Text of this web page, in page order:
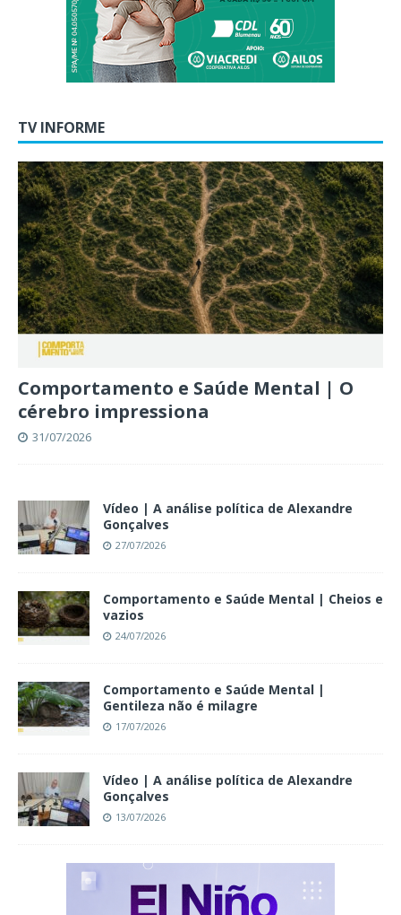
TV INFORME
Comportamento e Saúde Mental | O
cérebro impressiona
31/07/2026
Vídeo | A análise política de Alexandre
Gonçalves
27/07/2026
Comportamento e Saúde Mental | Cheios e
vazios
24/07/2026
Comportamento e Saúde Mental |
Gentileza não é milagre
17/07/2026
Vídeo | A análise política de Alexandre
Gonçalves
13/07/2026